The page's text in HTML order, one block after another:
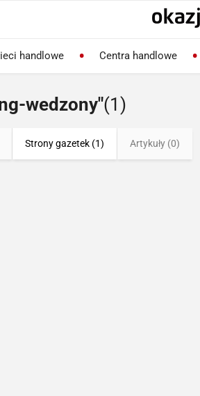
handlowe Centra handlowe
wedzony"(1)
Strony gazetek (1) Artykuły (0)